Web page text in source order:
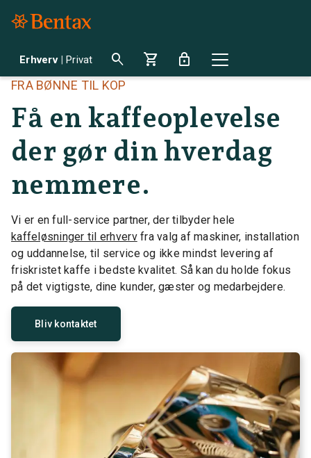
Erhverv | Privat search shopping_cart lock
FRA BØNNE TIL KOP
Få en kaffeoplevelse
der gør din hverdag
nemmere.
Vi er en full-service partner, der tilbyder hele
kaffeløsninger til erhvervfra valg af maskiner, installation
og uddannelse, til service og ikke mindst levering af
friskristet kaffe i bedste kvalitet. Så kan du holde fokus
på det vigtigste, dine kunder, gæster og medarbejdere.
Bliv kontaktet